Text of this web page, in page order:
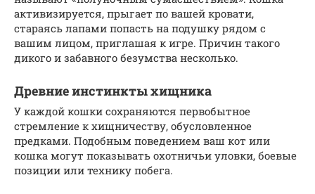
активизируется, прыгает по вашей кровати,
стараясь лапами попасть на подушку рядом с
вашим лицом, приглашая к игре. Причин такого
дикого и забавного безумства несколько.
Древние инстинкты хищника
У каждой кошки сохраняются первобытное
стремление к хищничеству, обусловленное
предками. Подобным поведением ваш кот или
кошка могут показывать охотничьи уловки, боевые
позиции или технику побега.